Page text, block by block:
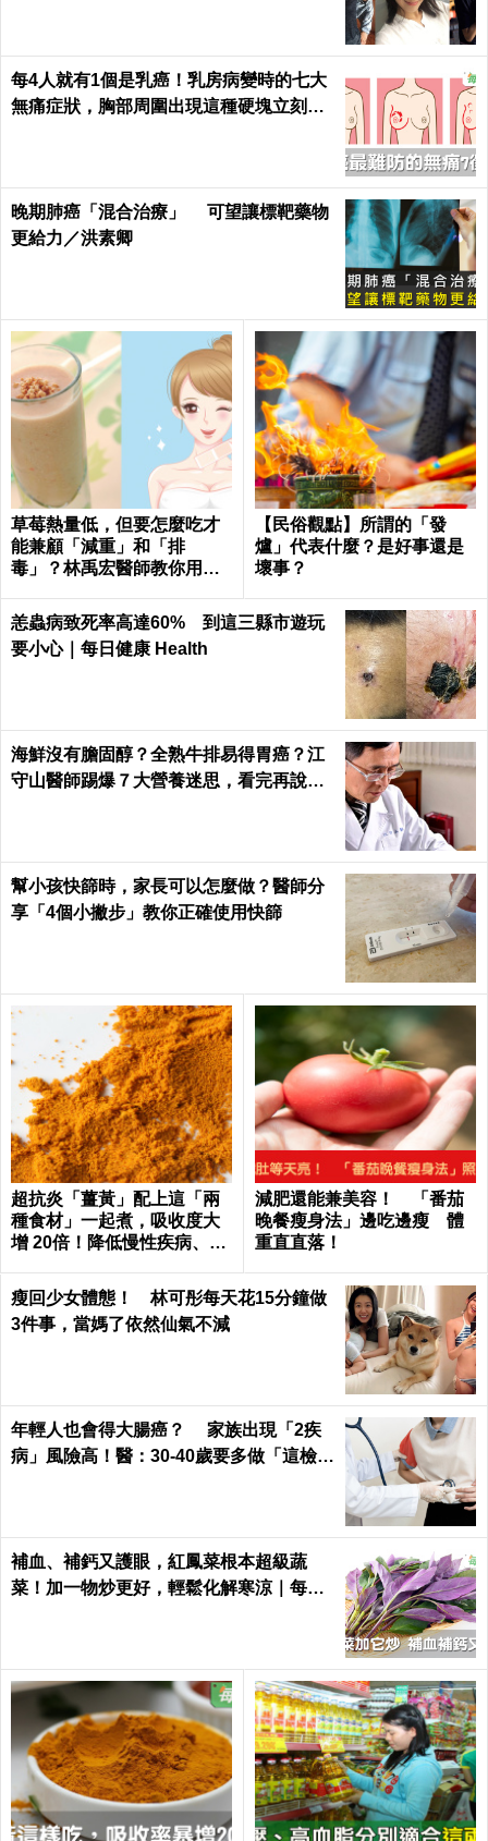
每4人就有1個是乳癌！乳房病變時的七大
無痛症狀，胸部周圍出現這種硬塊立刻就
晚期肺癌「混合治療」 可望讓標靶藥物
更給力／洪素卿
草莓熱量低，但要怎麼吃才
能兼顧「減重」和「排
毒」？林禹宏醫師教你用喝
【民俗觀點】所謂的「發
爐」代表什麼？是好事還是
壞事？
恙蟲病致死率高達60% 到這三縣市遊玩
要小心｜每日健康 Health
海鮮沒有膽固醇？全熟牛排易得胃癌？江
守山醫師踢爆７大營養迷思，看完再說你
幫小孩快篩時，家長可以怎麼做？醫師分
享「4個小撇步」教你正確使用快篩
超抗炎「薑黃」配上這「兩
種食材」一起煮，吸收度大
增 20倍！降低慢性疾病、癌
減肥還能兼美容！ 「番茄
晚餐瘦身法」邊吃邊瘦 體
重直直落！
瘦回少女體態！ 林可彤每天花15分鐘做
3件事，當媽了依然仙氣不減
年輕人也會得大腸癌？ 家族出現「2疾
病」風險高！醫：30-40歲要多做「這檢
補血、補鈣又護眼，紅鳳菜根本超級蔬
菜！加一物炒更好，輕鬆化解寒涼｜每日